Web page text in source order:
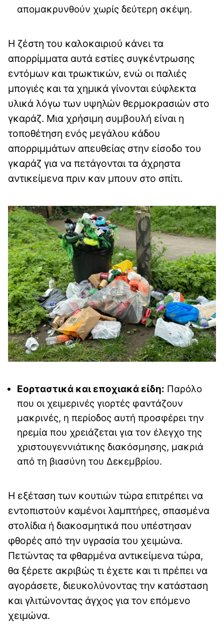
απομακρυνθούν χωρίς δεύτερη σκέψη.
Η ζέστη του καλοκαιριού κάνει τα
απορρίμματα αυτά εστίες συγκέντρωσης
εντόμων και τρωκτικών, ενώ οι παλιές
μπογιές και τα χημικά γίνονται εύφλεκτα
υλικά λόγω των υψηλών θερμοκρασιών στο
γκαράζ. Μια χρήσιμη συμβουλή είναι η
τοποθέτηση ενός μεγάλου κάδου
απορριμμάτων απευθείας στην είσοδο του
γκαράζ για να πετάγονται τα άχρηστα
αντικείμενα πριν καν μπουν στο σπίτι.
Εορταστικά και εποχιακά είδη: Παρόλο
που οι χειμερινές γιορτές φαντάζουν
μακρινές, η περίοδος αυτή προσφέρει την
ηρεμία που χρειάζεται για τον έλεγχο της
χριστουγεννιάτικης διακόσμησης, μακριά
από τη βιασύνη του Δεκεμβρίου.
Η εξέταση των κουτιών τώρα επιτρέπει να
εντοπιστούν καμένοι λαμπτήρες, σπασμένα
στολίδια ή διακοσμητικά που υπέστησαν
φθορές από την υγρασία του χειμώνα.
Πετώντας τα φθαρμένα αντικείμενα τώρα,
θα ξέρετε ακριβώς τι έχετε και τι πρέπει να
αγοράσετε, διευκολύνοντας την κατάσταση
και γλιτώνοντας άγχος για τον επόμενο
χειμώνα.